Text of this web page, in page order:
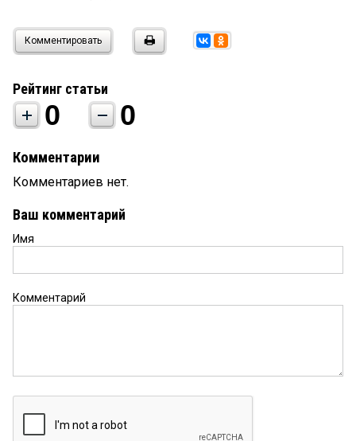
Комментировать
Рейтинг статьи
0 0
Комментарии
Комментариев нет.
Ваш комментарий
Имя
Комментарий